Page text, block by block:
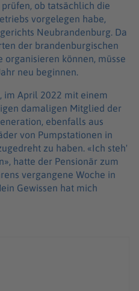
ob tatsächlich die
vorgelegen habe,
Neubrandenburg. Da
der brandenburgischen
organisieren können, müsse
neu beginnen.
im April 2022 mit einem
damaligen Mitglied der
ebenfalls aus
von Pumpstationen in
zu haben. «Ich steh'
hatte der Pensionär zum
vergangene Woche in
Gewissen hat mich